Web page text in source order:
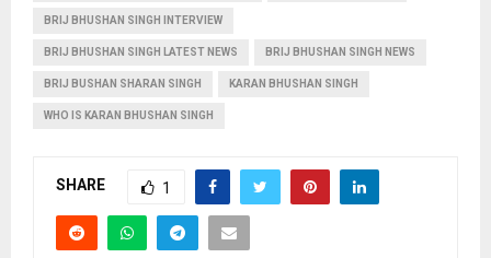
BRIJ BHUSHAN SINGH INTERVIEW
BRIJ BHUSHAN SINGH LATEST NEWS BRIJ BHUSHAN SINGH NEWS
BRIJ BUSHAN SHARAN SINGH KARAN BHUSHAN SINGH
WHO IS KARAN BHUSHAN SINGH
SHARE 1